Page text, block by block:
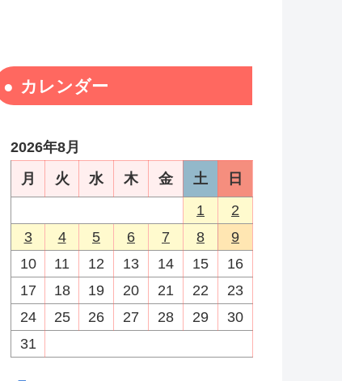
カレンダー
2026年8月
月
火 水 木 金 土
日
1
2
3
4 5 6 7 8
9
10
11 12 13 14 15
16
17
18 19 20 21 22
23
24
25 26 27 28 29
30
31